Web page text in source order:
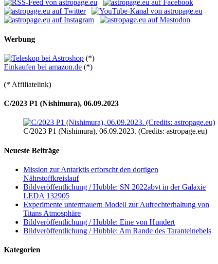
Werbung
(*)
Einkaufen bei amazon.de (*)
(* Affiliatelink)
C/2023 P1 (Nishimura), 06.09.2023
C/2023 P1 (Nishimura), 06.09.2023. (Credits: astropage.eu)
Neueste Beiträge
Mission zur Antarktis erforscht den dortigen
Nährstoffkreislauf
Bildveröffentlichung / Hubble: SN 2022abvt in der Galaxie
LEDA 132905
Experimente untermauern Modell zur Aufrechterhaltung von
Titans Atmosphäre
Bildveröffentlichung / Hubble: Eine von Hundert
Bildveröffentlichung / Hubble: Am Rande des Tarantelnebels
Kategorien